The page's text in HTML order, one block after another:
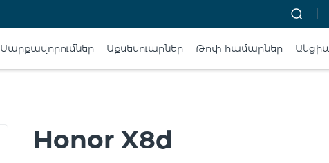
Սարքավորումներ Աքսեսուարներ Թոփ համարներ
Honor X8d